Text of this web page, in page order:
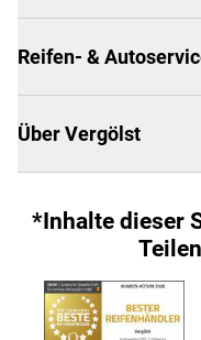
Reifen- &
Über Vergölst
*Inhalte dieser